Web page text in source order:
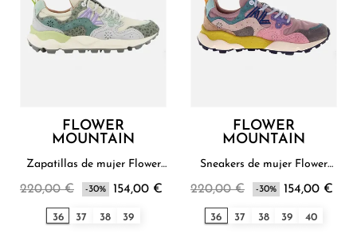
FLOWER
MOUNTAIN
Zapatillas de mujer Flower
220,00 € -30% 154,00 €
36 37 38 39
FLOWER
MOUNTAIN
Sneakers de mujer Flower
220,00 € -30% 154,00 €
36 37 38 39 40